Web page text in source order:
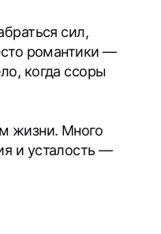
сил,
романтики —
когда ссоры
жизни. Много
и усталость —